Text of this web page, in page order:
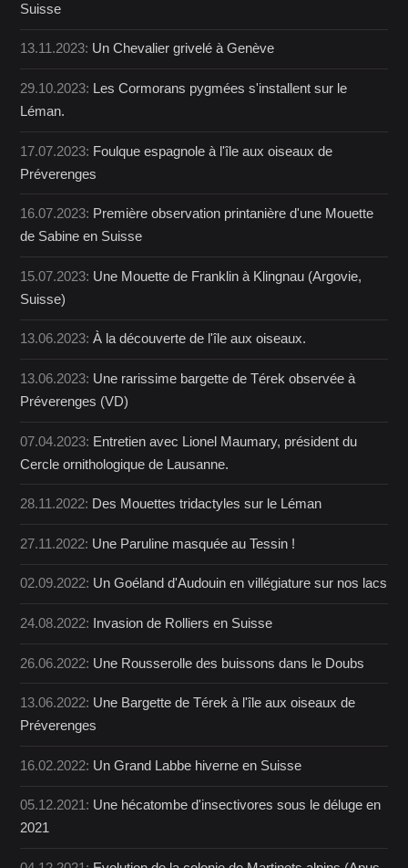
Suisse
13.11.2023: Un Chevalier grivelé à Genève
29.10.2023: Les Cormorans pygmées s'installent sur le
Léman.
17.07.2023: Foulque espagnole à l'île aux oiseaux de
Préverenges
16.07.2023: Première observation printanière d'une Mouette
de Sabine en Suisse
15.07.2023: Une Mouette de Franklin à Klingnau (Argovie,
Suisse)
13.06.2023:À la découverte de l'île aux oiseaux.
13.06.2023: Une rarissime bargette de Térek observée à
Préverenges (VD)
07.04.2023: Entretien avec Lionel Maumary, président du
Cercle ornithologique de Lausanne.
28.11.2022: Des Mouettes tridactyles sur le Léman
27.11.2022: Une Paruline masquée au Tessin !
02.09.2022: Un Goéland d'Audouin en villégiature sur nos lacs
24.08.2022: Invasion de Rolliers en Suisse
26.06.2022: Une Rousserolle des buissons dans le Doubs
13.06.2022: Une Bargette de Térek à l'île aux oiseaux de
Préverenges
16.02.2022: Un Grand Labbe hiverne en Suisse
05.12.2021: Une hécatombe d'insectivores sous le déluge en
2021